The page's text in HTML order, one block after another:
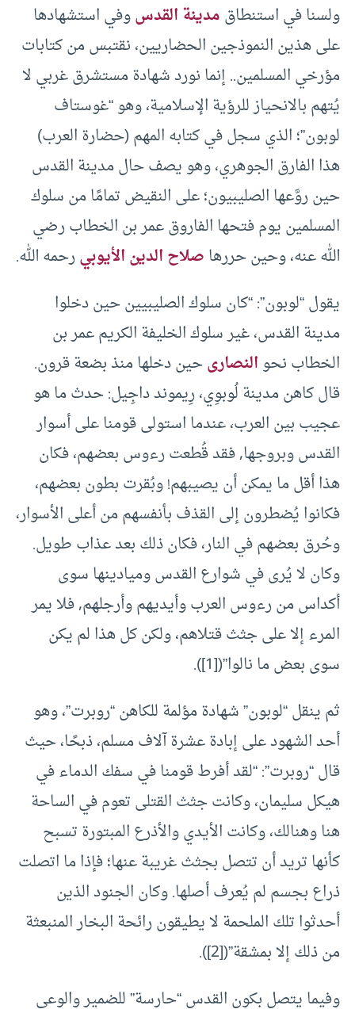
ولسنا في استنطاقمدينة القدسوفي استشهادها
على هذين النموذجين الحضاريين، نقتبس من كتابات
مؤرخي المسلمين.. إنما نورد شهادة مستشرق غربي لا
يُتهم بالانحياز للرؤية الإسلامية، وهو “غوستاف
لوبون”؛ الذي سجل في كتابه المهم (حضارة العرب)
هذا الفارق الجوهري، وهو يصف حال مدينة القدس
حين روَّعها الصليبيون؛ على النقيض تمامًا من سلوك
المسلمين يوم فتحها الفاروق عمر بن الخطاب رضي
الله عنه، وحين حررهاصلاح الدين الأيوبيرحمه الله.
يقول “لوبون”: “كان سلوك الصليبيين حين دخلوا
مدينة القدس، غير سلوك الخليفة الكريم عمر بن
الخطاب نحوالنصارىحين دخلها منذ بضعة قرون.
قال كاهن مدينة لُوبوِي، رِيموند داجِيل: حدث ما هو
عجيب بين العرب، عندما استولى قومنا على أسوار
القدس وبروجها, فقد قُطعت رءوس بعضهم، فكان
هذا أقل ما يمكن أن يصيبهم! وبُقرت بطون بعضهم،
فكانوا يُضطرون إلى القذف بأنفسهم من أعلى الأسوار،
وحُرق بعضهم في النار، فكان ذلك بعد عذاب طويل.
وكان لا يُرى في شوارع القدس وميادينها سوى
أكداس من رءوس العرب وأيديهم وأرجلهم, فلا يمر
المرء إلا على جثث قتلاهم، ولكن كل هذا لم يكن
سوى بعض ما نالوا”([1]).
ثم ينقل “لوبون” شهادة مؤلمة للكاهن “روبرت”، وهو
أحد الشهود على إبادة عشرة آلاف مسلم، ذبحًا، حيث
قال “روبرت”: “لقد أفرط قومنا في سفك الدماء في
هيكل سليمان، وكانت جثث القتلى تعوم في الساحة
هنا وهنالك، وكانت الأيدي والأذرع المبتورة تسبح
كأنها تريد أن تتصل بجثث غريبة عنها؛ فإذا ما اتصلت
ذراع بجسم لم يُعرف أصلها. وكان الجنود الذين
أحدثوا تلك الملحمة لا يطيقون رائحة البخار المنبعثة
من ذلك إلا بمشقة”([2]
).
وفيما يتصل بكون القدس “حارسة” للضمير والوعي